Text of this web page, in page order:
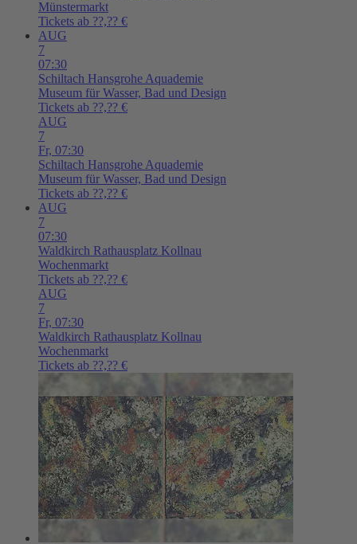
Münstermarkt
Tickets ab ??,?? €
AUG
7
07:30
Schiltach Hansgrohe Aquademie
Museum für Wasser, Bad und Design
Tickets ab ??,?? €
AUG
7
Fr, 07:30
Schiltach Hansgrohe Aquademie
Museum für Wasser, Bad und Design
Tickets ab ??,?? €
AUG
7
07:30
Waldkirch Rathausplatz Kollnau
Wochenmarkt
Tickets ab ??,?? €
AUG
7
Fr, 07:30
Waldkirch Rathausplatz Kollnau
Wochenmarkt
Tickets ab ??,?? €